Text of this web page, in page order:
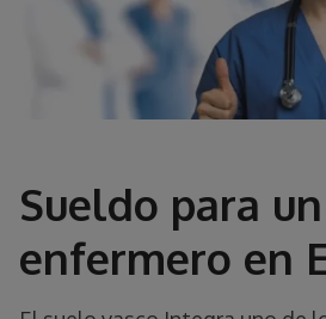
Sueldo para un
enfermero en